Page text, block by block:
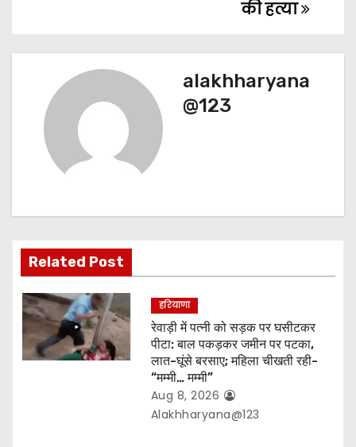
t
g
a
t
i
o
की हत्या
alakhharyana
@123
Related Post
हरियाणा
रेवाड़ी में पत्नी को सड़क पर घसीटकर
पीटा: बाल पकड़कर जमीन पर पटका,
लात-घूंसे बरसाए; महिला चीखती रही-
“मम्मी… मम्मी”
Aug 8, 2026
Alakhharyana@123